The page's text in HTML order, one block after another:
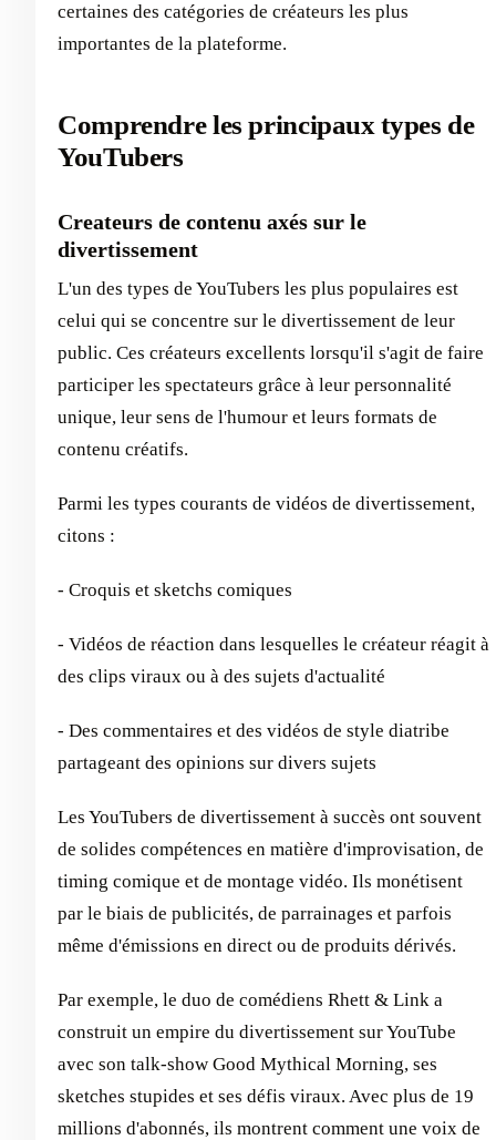
certaines des catégories de créateurs les plus
importantes de la plateforme.
Comprendre les principaux types de
YouTubers
Createurs de contenu axés sur le
divertissement
L'un des types de YouTubers les plus populaires est
celui qui se concentre sur le divertissement de leur
public. Ces créateurs excellents lorsqu'il s'agit de faire
participer les spectateurs grâce à leur personnalité
unique, leur sens de l'humour et leurs formats de
contenu créatifs.
Parmi les types courants de vidéos de divertissement,
citons :
- Croquis et sketchs comiques
- Vidéos de réaction dans lesquelles le créateur réagit à
des clips viraux ou à des sujets d'actualité
- Des commentaires et des vidéos de style diatribe
partageant des opinions sur divers sujets
Les YouTubers de divertissement à succès ont souvent
de solides compétences en matière d'improvisation, de
timing comique et de montage vidéo. Ils monétisent
par le biais de publicités, de parrainages et parfois
même d'émissions en direct ou de produits dérivés.
Par exemple, le duo de comédiens Rhett & Link a
construit un empire du divertissement sur YouTube
avec son talk-show Good Mythical Morning, ses
sketches stupides et ses défis viraux. Avec plus de 19
millions d'abonnés, ils montrent comment une voix de